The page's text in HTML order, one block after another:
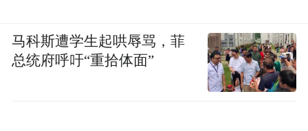
马科斯遭学生起哄辱骂，菲
总统府呼吁“重拾体面”